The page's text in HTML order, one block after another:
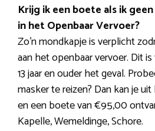
Krijg ik een boete als ik
in het Openbaar Vervoer?
Zo’n mondkapje is verplicht
aan het openbaar vervoer. Dit
13 jaar en ouder het geval.
masker te reizen? Dan kan je
en een boete van €95,00
Kapelle, Wemeldinge, Schore.